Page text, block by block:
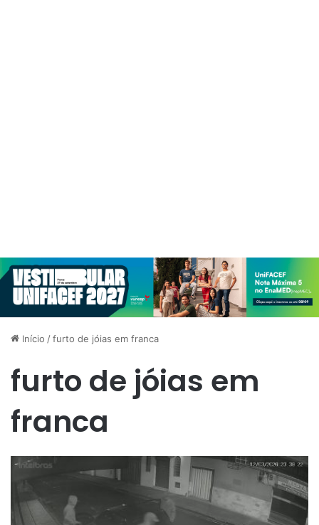
Início /furto de jóias em franca
furto de jóias em
franca